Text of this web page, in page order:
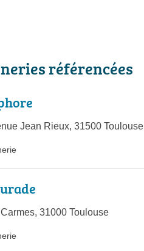
référencées
Jean Rieux, 31500 Toulouse
31000 Toulouse